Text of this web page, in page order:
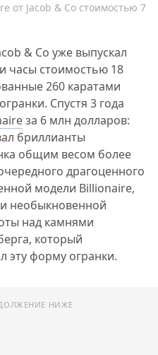
от Jacob & Co стоимостью 7
& Co уже выпускал
часы стоимостью 18
260 каратами
Спустя 3 года
за 6 млн долларов:
бриллианты
общим весом более
драгоценного
модели Billionaire,
необыкновенной
над камнями
который
эту форму огранки.
НИЖЕ